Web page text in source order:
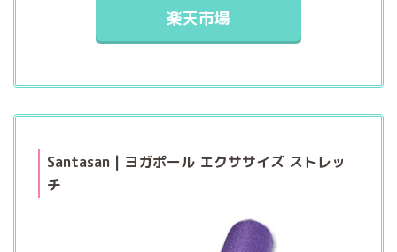
楽天市場
Santasan | ヨガポール エクササイズ ストレッ
チ